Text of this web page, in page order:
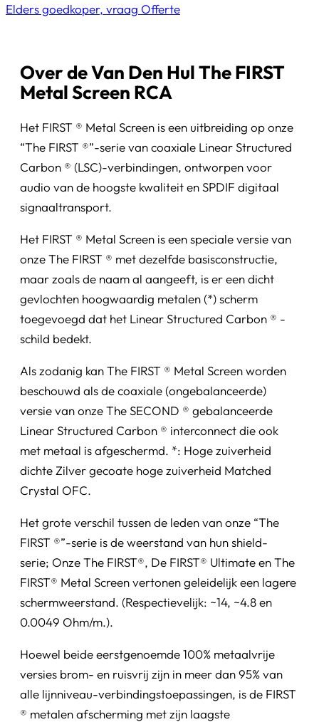
Elders goedkoper, vraag Offerte
Over de Van Den Hul The FIRST
Metal Screen RCA
Het FIRST ® Metal Screen is een uitbreiding op onze
“The FIRST ®”-serie van coaxiale Linear Structured
Carbon ® (LSC)-verbindingen, ontworpen voor
audio van de hoogste kwaliteit en SPDIF digitaal
signaaltransport.
Het FIRST ® Metal Screen is een speciale versie van
onze The FIRST ® met dezelfde basisconstructie,
maar zoals de naam al aangeeft, is er een dicht
gevlochten hoogwaardig metalen (*) scherm
toegevoegd dat het Linear Structured Carbon ® -
schild bedekt.
Als zodanig kan The FIRST ® Metal Screen worden
beschouwd als de coaxiale (ongebalanceerde)
versie van onze The SECOND ® gebalanceerde
Linear Structured Carbon ® interconnect die ook
met metaal is afgeschermd. *: Hoge zuiverheid
dichte Zilver gecoate hoge zuiverheid Matched
Crystal OFC.
Het grote verschil tussen de leden van onze “The
FIRST ®”-serie is de weerstand van hun shield-
serie; Onze The FIRST®, De FIRST® Ultimate en The
FIRST® Metal Screen vertonen geleidelijk een lagere
schermweerstand. (Respectievelijk: ~14, ~4.8 en
0.0049 Ohm/m.).
Hoewel beide eerstgenoemde 100% metaalvrije
versies brom- en ruisvrij zijn in meer dan 95% van
alle lijnniveau-verbindingstoepassingen, is de FIRST
® metalen afscherming met zijn laagste